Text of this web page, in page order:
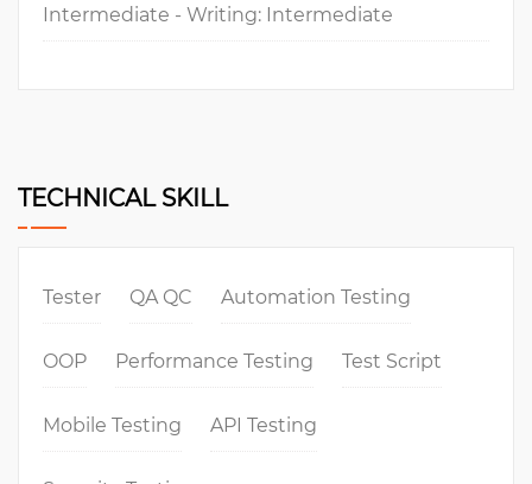
Intermediate - Writing: Intermediate
TECHNICAL SKILL
Tester QA QC Automation Testing
OOP Performance Testing Test Script
Mobile Testing API Testing